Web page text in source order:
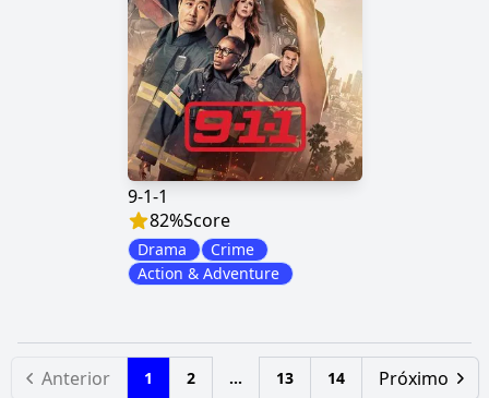
9-1-1
82%Score
Drama
Crime
Action & Adventure
Anterior 1 2 ... 13 14 Próximo